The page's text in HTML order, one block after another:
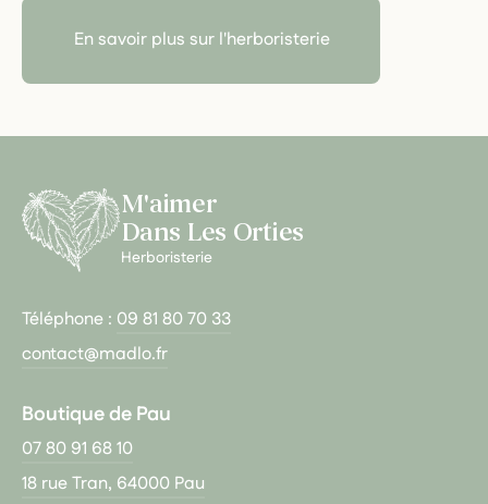
En savoir plus sur l'herboristerie
M'aimer
Dans Les Orties
Herboristerie
Téléphone : 09 81 80 70 33
contact@madlo.fr
Boutique de Pau
07 80 91 68 10
18 rue Tran, 64000 Pau